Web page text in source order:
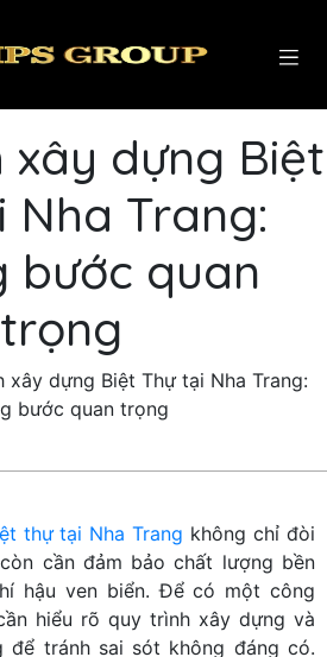
xây dựng Biệt
Nha Trang:
bước quan
trọng
xây dựng Biệt Thự tại Nha Trang:
bước quan trọng
thự tại Nha Trang không chỉ đòi
cần đảm bảo chất lượng bền
hậu ven biển. Để có một công
hiểu rõ quy trình xây dựng và
để tránh sai sót không đáng có.